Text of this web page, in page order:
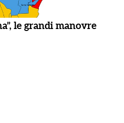
le grandi manovre